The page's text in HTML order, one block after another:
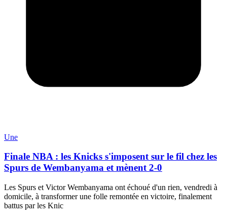
Une
Finale NBA : les Knicks s'imposent sur le fil chez les
Spurs de Wembanyama et mènent 2-0
Les Spurs et Victor Wembanyama ont échoué d'un rien, vendredi à
domicile, à transformer une folle remontée en victoire, finalement
battus par les Knic